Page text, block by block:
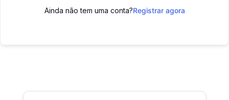
Ainda não tem uma conta?Registrar agora